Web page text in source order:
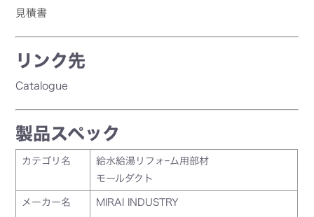
見積書
リンク先
Catalogue
製品スペック
カテゴリ名
給水給湯リフォｰム用部材
モールダクト
メーカー名 MIRAI INDUSTRY